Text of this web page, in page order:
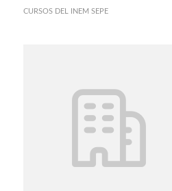
CURSOS DEL INEM SEPE